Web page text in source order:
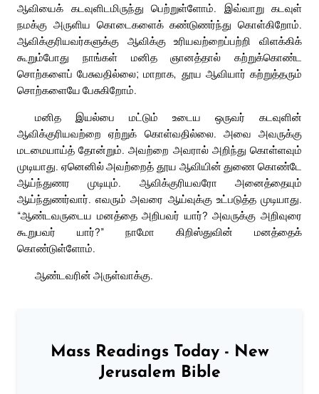
ஆவியைக் கடவுளிடமிருந்து பெற்றுள்ளோம். இவ்வாறு கடவுள்
நமக்கு அருளிய கொடைகளைக் கண்டுணர்ந்து கொள்கிறோம்.
ஆவிக்குரியவர்களுக்கு ஆவிக்கு உரியவற்றைப்பற்றி விளக்கிக்
கூறும்போது நாங்கள் மனித ஞானத்தால் கற்றுக்கொண்ட
சொற்களைப் பேசுவதில்லை; மாறாக, தூய ஆவியார் கற்றுத்தரும்
சொற்களையே பேசுகிறோம்.
மனித இயல்பை மட்டும் உடைய ஒருவர் கடவுளின்
ஆவிக்குரியவற்றை ஏற்றுக் கொள்வதில்லை. அவை அவருக்கு
மடமையாய்த் தோன்றும். அவற்றை அவரால் அறிந்து கொள்ளவும்
முடியாது. ஏனெனில் அவற்றைத் தூய ஆவியின் துணை கொண்டே
ஆய்ந்துணர முடியும். ஆவிக்குரியவரோ அனைத்தையும்
ஆய்ந்துணர்வார். எவரும் அவரை ஆய்வுக்கு உட்படுத்த முடியாது.
“ஆண்டவருடைய மனத்தை அறிபவர் யார்? அவருக்கு அறிவுரை
கூறுபவர் யார்?” நாமோ கிறிஸ்துவின் மனத்தைக்
கொண்டுள்ளோம்.
ஆண்டவரின் அருள்வாக்கு.
Mass Readings Today - New
Jerusalem Bible